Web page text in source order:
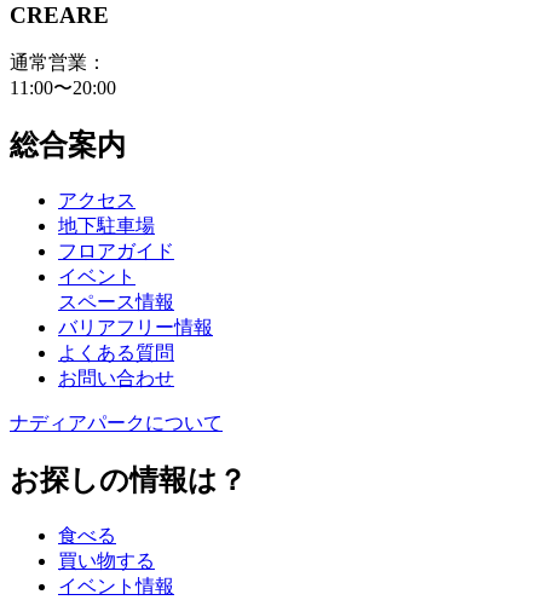
CREARE
通常営業：
11:00〜20:00
総合案内
アクセス
地下駐車場
フロアガイド
イベント
スペース情報
バリアフリー情報
よくある質問
お問い合わせ
ナディアパークについて
お探しの情報は？
食べる
買い物する
イベント情報